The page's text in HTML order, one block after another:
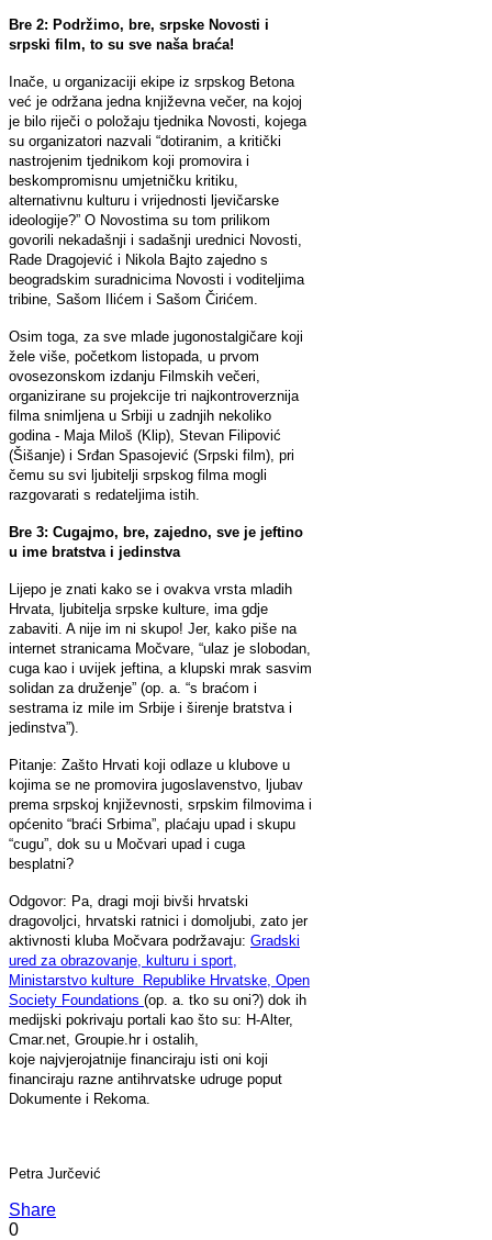
Bre 2: Podržimo, bre, srpske Novosti i
srpski film, to su sve naša braća!
Inače, u organizaciji ekipe iz srpskog Betona
već je održana jedna književna večer, na kojoj
je bilo riječi o položaju tjednika Novosti, kojega
su organizatori nazvali “dotiranim, a kritički
nastrojenim tjednikom koji promovira i
beskompromisnu umjetničku kritiku,
alternativnu kulturu i vrijednosti ljevičarske
ideologije?” O Novostima su tom prilikom
govorili nekadašnji i sadašnji urednici Novosti,
Rade Dragojević i Nikola Bajto zajedno s
beogradskim suradnicima Novosti i voditeljima
tribine, Sašom Ilićem i Sašom Čirićem.
Osim toga, za sve mlade jugonostalgičare koji
žele više, početkom listopada, u prvom
ovosezonskom izdanju Filmskih večeri,
organizirane su projekcije tri najkontroverznija
filma snimljena u Srbiji u zadnjih nekoliko
godina - Maja Miloš (Klip), Stevan Filipović
(Šišanje) i Srđan Spasojević (Srpski film), pri
čemu su svi ljubitelji srpskog filma mogli
razgovarati s redateljima istih.
Bre 3: Cugajmo, bre, zajedno, sve je jeftino
u ime bratstva i jedinstva
Lijepo je znati kako se i ovakva vrsta mladih
Hrvata, ljubitelja srpske kulture, ima gdje
zabaviti. A nije im ni skupo! Jer, kako piše na
internet stranicama Močvare, “ulaz je slobodan,
cuga kao i uvijek jeftina, a klupski mrak sasvim
solidan za druženje” (op. a. “s braćom i
sestrama iz mile im Srbije i širenje bratstva i
jedinstva”).
Pitanje: Zašto Hrvati koji odlaze u klubove u
kojima se ne promovira jugoslavenstvo, ljubav
prema srpskoj književnosti, srpskim filmovima i
općenito “braći Srbima”, plaćaju upad i skupu
“cugu”, dok su u Močvari upad i cuga
besplatni?
Odgovor: Pa, dragi moji bivši hrvatski
dragovoljci, hrvatski ratnici i domoljubi, zato jer
aktivnosti kluba Močvara podržavaju: Gradski
ured za obrazovanje, kulturu i sport,
Ministarstvo kulture Republike Hrvatske, Open
Society Foundations (op. a. tko su oni?) dok ih
medijski pokrivaju portali kao što su: H-Alter,
Cmar.net, Groupie.hr i ostalih,
koje najvjerojatnije financiraju isti oni koji
financiraju razne antihrvatske udruge poput
Dokumente i Rekoma.
Petra Jurčević
Share
0